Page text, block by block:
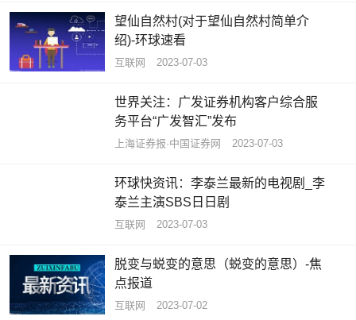
望仙自然村(对于望仙自然村简单介
绍)-环球速看
互联网 2023-07-03
世界关注：广发证券机构客户综合服
务平台“广发智汇”发布
上海证券报·中国证券网 2023-07-03
环球快资讯：李泰兰最新的电视剧_李
泰兰主演SBS日日剧
互联网 2023-07-03
脱变与蜕变的意思（蜕变的意思）-焦
点报道
互联网 2023-07-02